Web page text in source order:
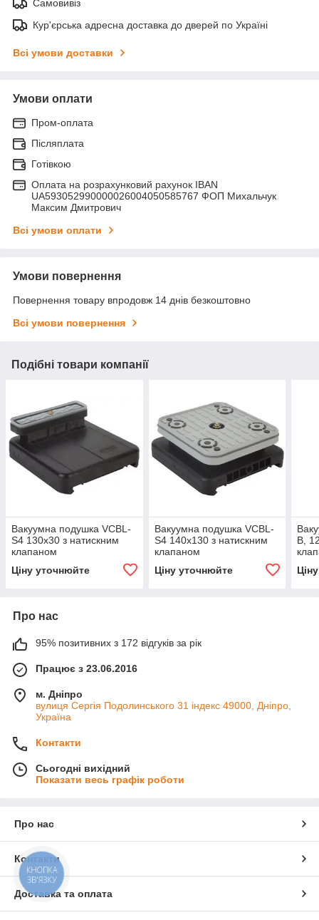
Самовивіз
Кур'єрська адресна доставка до дверей по Україні
Всі умови доставки
Умови оплати
Пром-оплата
Післяплата
Готівкою
Оплата на розрахунковий рахунок IBAN
UA593052990000026004050585767 ФОП Михальчук
Максим Дмитрович
Всі умови оплати
Умови повернення
Повернення товару впродовж 14 днів безкоштовно
Всі умови повернення
Подібні товари компанії
Вакуумна подушка VCBL-
S4 130x30 з натискним
клапаном
Ціну уточнюйте
Вакуумна подушка VCBL-
S4 140x130 з натискним
клапаном
Ціну уточнюйте
B,
Про нас
95% позитивних з 172 відгуків за рік
Працює з 23.06.2016
м. Дніпро
вулиця Сергія Подолинського 31 індекс 49000, Дніпро,
Україна
Контакти
Сьогодні вихідний
Показати весь графік роботи
Про нас
Контакти
Доставка та оплата
КНОПКА
ЗВ'ЯЗКУ